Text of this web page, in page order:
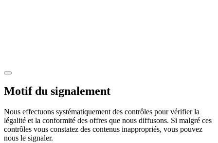
Motif du signalement
Nous effectuons systématiquement des contrôles pour vérifier la
légalité et la conformité des offres que nous diffusons. Si malgré ces
contrôles vous constatez des contenus inappropriés, vous pouvez
nous le signaler.